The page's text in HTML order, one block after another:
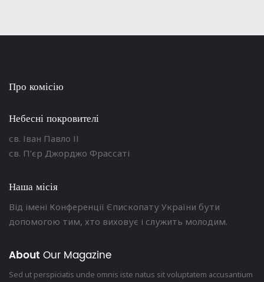
Про комісію
Небесні покровителі
св. Іван Павло ІІ
св. П’єр Джорджо Фрассаті
Наша місія
Від імені Конференції Єпископату України бути
допомогою тим, хто виховує і служить молодим.
About Our Magazine
Sed ut perspiciatis unde omnis iste natus sit voluptatem accusantium